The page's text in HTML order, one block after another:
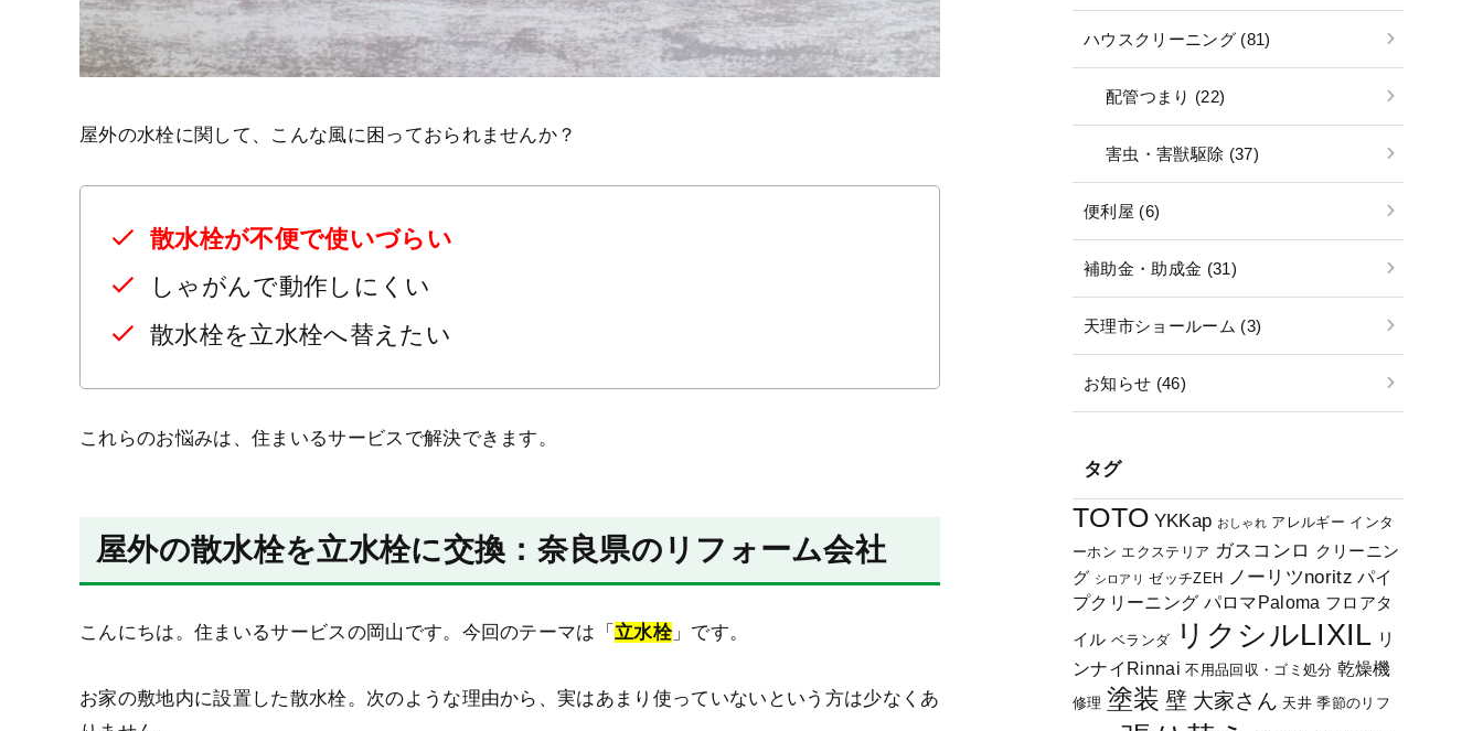
屋外の水栓に関して、こんな風に困っておられませんか？
散水栓が不便で使いづらい
しゃがんで動作しにくい
散水栓を立水栓へ替えたい
これらのお悩みは、住まいるサービスで解決できます。
屋外の散水栓を立水栓に交換：奈良県のリフォーム会社
こんにちは。住まいるサービスの岡山です。今回のテーマは「 立水栓」です。
お家の敷地内に設置した散水栓。次のような理由から、実はあまり使っていないという方は少なくあ
ハウスクリーニング (81)
配管つまり (22)
害虫・害獣駆除 (37)
便利屋 (6)
補助金・助成金 (31)
天理市ショールーム (3)
お知らせ (46)
タグ
TOTO YKKap おしゃれ アレルギー インタ
ーホン エクステリア ガスコンロ
クリーニン
グ シロアリ ゼッチZEH ノーリツnoritz パイ
プクリーニング パロマPaloma フロアタ
イル ベランダ リクシルLIXIL リ
ンナイRinnai 不用品回収・ゴミ処分 乾燥機
修理 塗装 壁 大家さん 天井 季節のリフ